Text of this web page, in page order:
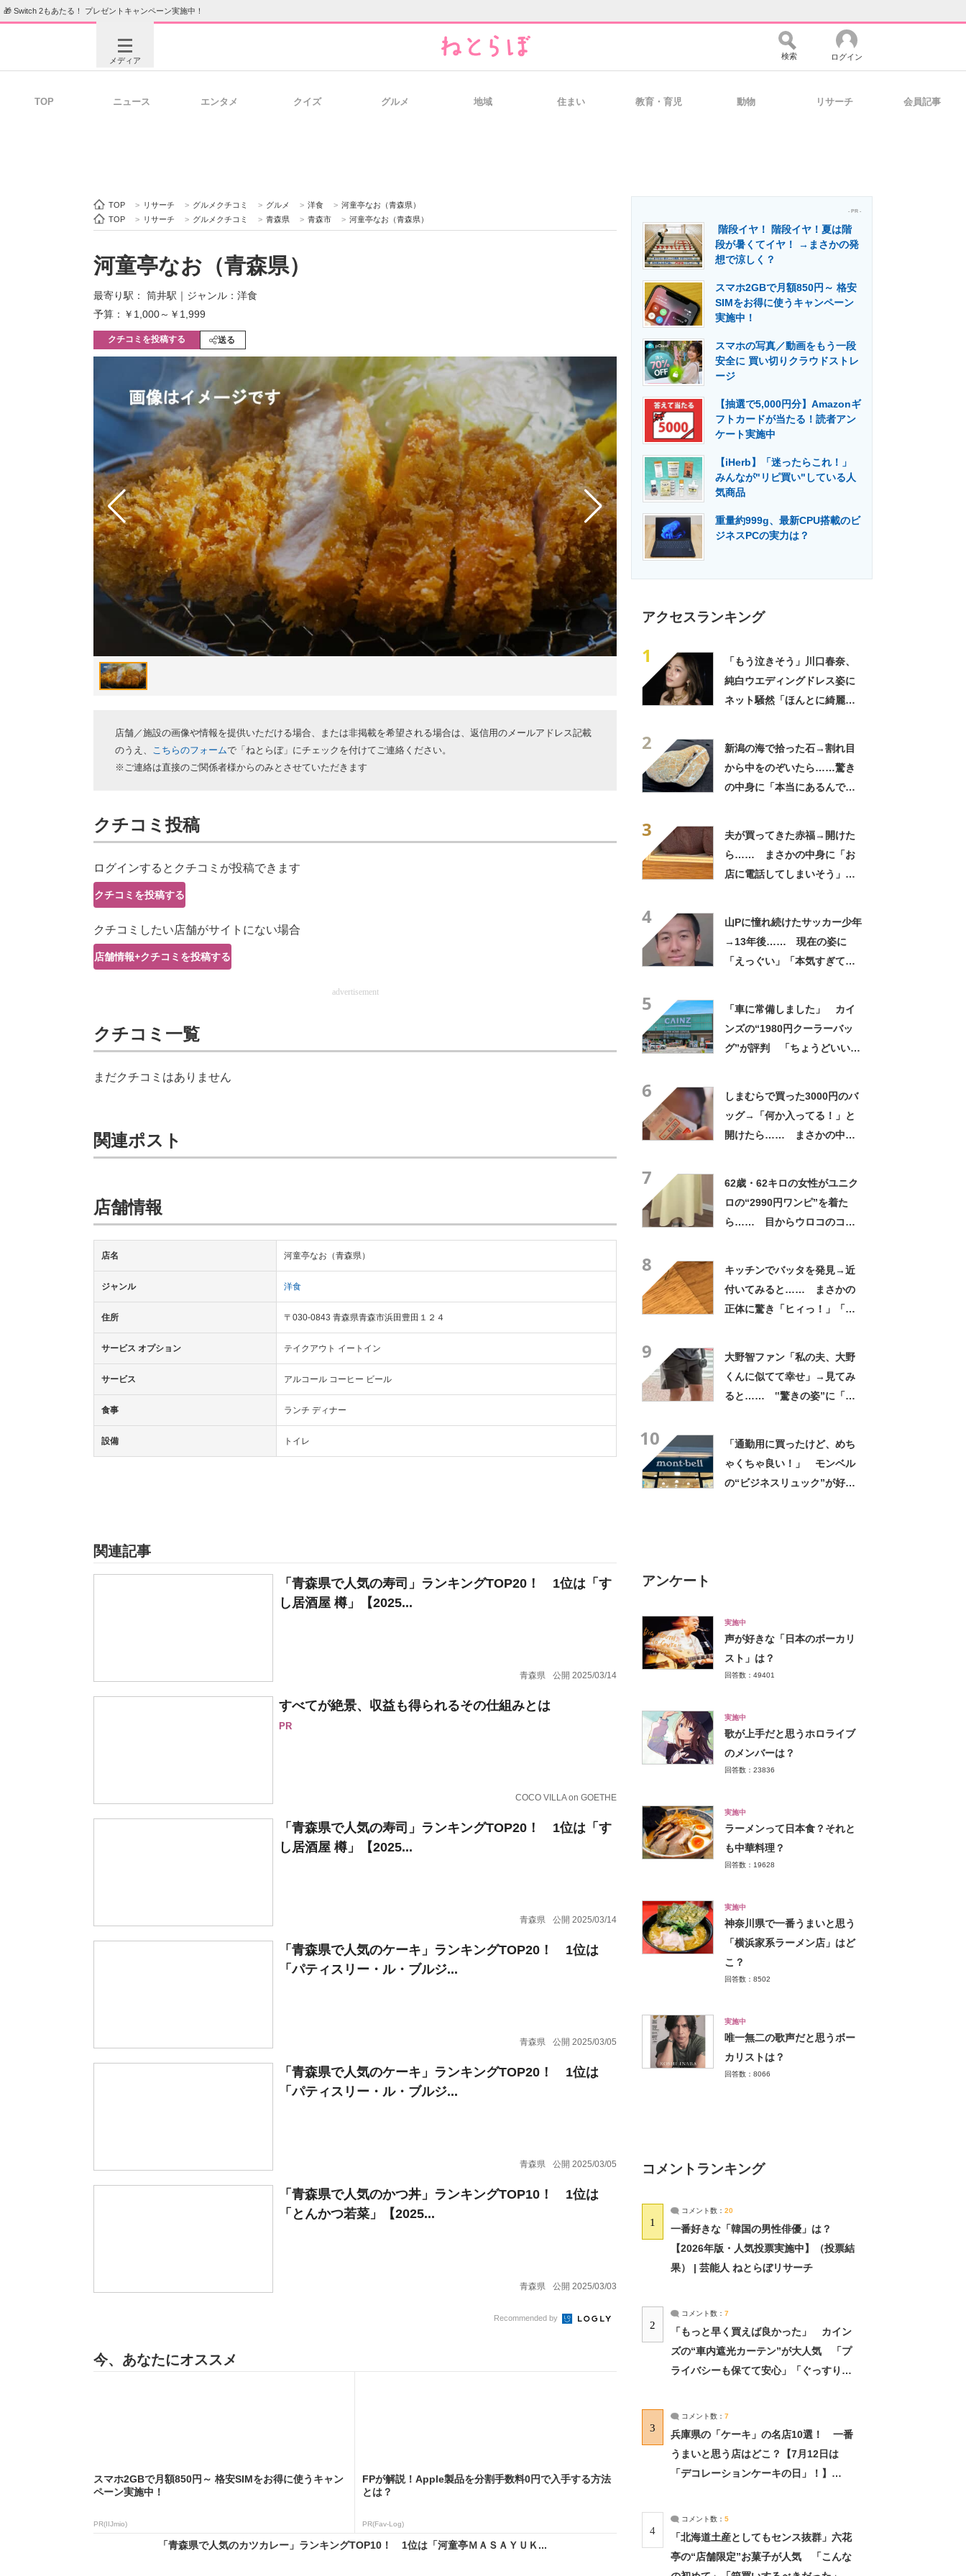
🎁 Switch 2もあたる！ プレゼントキャンペーン実施中！
メディア
経営リーダーのコミュニティ マーケ×ITの今がよく分かる
ITエンジニア向け専門サイト 企業向けIT製品の総合サイト 製造業のIT導入・活用を支援
モノづくり技術者専門サイト
ちょっと気になるネットの話題
検索 ログイン
TOP ニュース エンタメ クイズ グルメ 地域 住まい 教育・育児 動物 リサーチ 会員記事
TOP > リサーチ > グルメクチコミ > グルメ > 洋食 > 河童亭なお（青森県）
TOP
> リサーチ > グルメクチコミ > 青森県 > 青森市 > 河童亭なお（青森県）
河童亭なお（青森県）
最寄り駅： 筒井駅 ｜ ジャンル：洋食
予算：￥1,000～￥1,999
クチコミを投稿する 送る
店舗／施設の画像や情報を提供いただける場合、または非掲載を希望される場合は、返信用のメールアドレス記載
のうえ、 こちらのフォームで「ねとらぼ」にチェックを付けてご連絡ください。
※ご連絡は直接のご関係者様からのみとさせていただきます
クチコミ投稿
ログインするとクチコミが投稿できます
クチコミを投稿する
クチコミしたい店舗がサイトにない場合
店舗情報+クチコミを投稿する
advertisement
クチコミ一覧
まだクチコミはありません
関連ポスト
店舗情報
店名 河童亭なお（青森県）
ジャンル 洋食
住所 〒030-0843 青森県青森市浜田豊田１２４
サービス オプション テイクアウト イートイン
サービス アルコール コーヒー ビール
食事 ランチ ディナー
設備 トイレ
関連記事
「青森県で人気の寿司」ランキングTOP20！ 1位は「す
し居酒屋 樽」【2025...
青森県 公開 2025/03/14
すべてが絶景、収益も得られるその仕組みとは
PR
COCO VILLA on GOETHE
「青森県で人気の寿司」ランキングTOP20！ 1位は「す
し居酒屋 樽」【2025...
青森県 公開 2025/03/14
「青森県で人気のケーキ」ランキングTOP20！ 1位は
「パティスリー・ル・ブルジ...
青森県 公開 2025/03/05
「青森県で人気のケーキ」ランキングTOP20！ 1位は
「パティスリー・ル・ブルジ...
青森県 公開 2025/03/05
「青森県で人気のかつ丼」ランキングTOP10！ 1位は
「とんかつ若菜」【2025...
青森県 公開 2025/03/03
Recommended by
今、あなたにオススメ
スマホ2GBで月額850円～ 格安SIMをお得に使うキャン
ペーン実施中！
PR(IIJmio)
FPが解説！Apple製品を分割手数料0円で入手する方法
とは？
PR(Fav-Log)
「青森県で人気のカツカレー」ランキングTOP10！ 1位は「河童亭ＭＡＳＡＹＵＫ...
- PR -
階段イヤ！ 階段イヤ！夏は階
段が暑くてイヤ！ →まさかの発
想で涼しく？
スマホ2GBで月額850円～ 格安
SIMをお得に使うキャンペーン
実施中！
スマホの写真／動画をもう一段
安全に 買い切りクラウドストレ
ージ
【抽選で5,000円分】Amazonギ
フトカードが当たる！読者アン
ケート実施中
【iHerb】「迷ったらこれ！」
みんなが"リピ買い"している人
気商品
重量約999g、最新CPU搭載のビ
ジネスPCの実力は？
アクセスランキング
1
「もう泣きそう」川口春奈、
純白ウエディングドレス姿に
ネット騒然「ほんとに綺麗」
2
新潟の海で拾った石→割れ目
から中をのぞいたら……驚き
の中身に「本当にあるんです
3
夫が買ってきた赤福→開けた
ら…… まさかの中身に「お
店に電話してしまいそう」
4
山Pに憧れ続けたサッカー少年
→13年後…… 現在の姿に
「えっぐい」「本気すぎて尊
5
「車に常備しました」 カイ
ンズの“1980円クーラーバッ
グ”が評判 「ちょうどいい大
6
しまむらで買った3000円のバ
ッグ→「何か入ってる！」と
開けたら…… まさかの中身
7
62歳・62キロの女性がユニク
ロの“2990円ワンピ”を着た
ら…… 目からウロコのコー
8
キッチンでバッタを発見→近
付いてみると…… まさかの
正体に驚き「ヒィっ！」「心
9
大野智ファン「私の夫、大野
くんに似てて幸せ」→見てみ
ると…… ‟驚きの姿”に「最
10
「通勤用に買ったけど、めち
ゃくちゃ良い！」 モンベル
の“ビジネスリュック”が好
アンケート
実施中
声が好きな「日本のボーカリ
スト」は？
回答数：49401
実施中
歌が上手だと思うホロライブ
のメンバーは？
回答数：23836
実施中
ラーメンって日本食？それと
も中華料理？
回答数：19628
実施中
神奈川県で一番うまいと思う
「横浜家系ラーメン店」はど
こ？
回答数：8502
実施中
唯一無二の歌声だと思うボー
カリストは？
回答数：8066
コメントランキング
1
コメント数： 20
一番好きな「韓国の男性俳優」は？
【2026年版・人気投票実施中】（投票結
果） | 芸能人 ねとらぼリサーチ
2
コメント数： 7
「もっと早く買えば良かった」 カイン
ズの“車内遮光カーテン”が大人気 「プ
ライバシーも保てて安心」「ぐっすり眠
3
コメント数： 7
兵庫県の「ケーキ」の名店10選！ 一番
うまいと思う店はどこ？【7月12日は
「デコレーションケーキの日」！】
4
コメント数： 5
「北海道土産としてもセンス抜群」六花
亭の“店舗限定”お菓子が人気 「こんな